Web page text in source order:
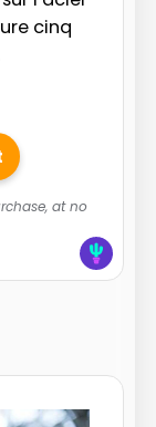
cinq
at no